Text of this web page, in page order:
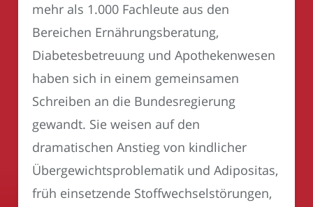
mehr als 1.000 Fachleute aus den
Bereichen Ernährungsberatung,
Diabetesbetreuung und Apothekenwesen
haben sich in einem gemeinsamen
Schreiben an die Bundesregierung
gewandt. Sie weisen auf den
dramatischen Anstieg von kindlicher
Übergewichtsproblematik und Adipositas,
früh einsetzende Stoffwechselstörungen,